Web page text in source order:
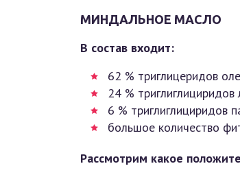
МИНДАЛЬНОЕ МАСЛО
В состав входит:
62 % триглицеридов
24 %
6 % триглиглициридов
большое количество
Рассмотрим какое